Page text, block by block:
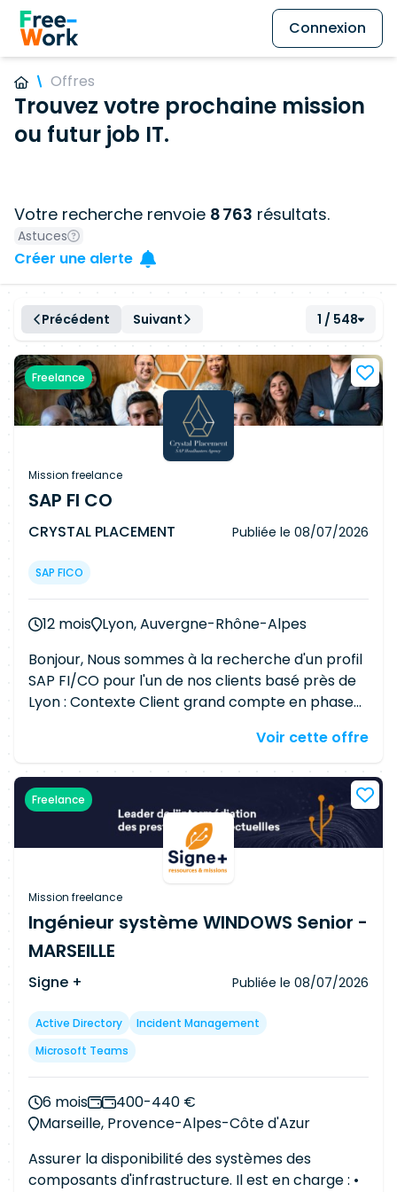
Connexion
Offres
Trouvez votre prochaine mission
ou futur job IT.
Votre recherche renvoie 8 763 résultats.
Astuces
Créer une alerte
Précédent Suivant 1 / 548
Freelance
Mission freelance
SAP FI CO
CRYSTAL PLACEMENT Publiée le 08/07/2026
SAP FICO
12 mois Lyon, Auvergne-Rhône-Alpes
Bonjour, Nous sommes à la recherche d'un profil
SAP FI/CO pour l'un de nos clients basé près de
Lyon : Contexte Client grand compte en phase
S/4HANA. Missions Animation d'ateliers et design
besoins d'évolution Suivi du paramétrage FI/CO
de bout en bout en lien avec les équipes MOE
jusqu'au go-live Accompagnement utilisateurs,
formation et conduite du changement
Contribution à l'amélioration continue du SI
S/4HANA Participation au Roll-out : construction
du core model et déploiement dans les filiales
Périmètre technique Paramétrage FI et CO Mise
en place de tuiles Fiori
Voir cette offre
Freelance
Mission freelance
Ingénieur système WINDOWS Senior -
MARSEILLE
Signe + Publiée le 08/07/2026
Active Directory
Incident Management
Microsoft Teams
6 mois
400-440 €
Marseille, Provence-Alpes-Côte d'Azur
Assurer la disponibilité des systèmes des
composants d'infrastructure. Il est en charge : •